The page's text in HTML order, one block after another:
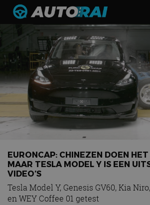
Autonieuws
Podcast
Autotests
Automerken
Adverteren
Contact
EURONCAP: CHINEZEN DOEN
MAAR TESLA MODEL Y IS EEN
VIDEO’S
Tesla Model Y, Genesis GV60, Kia
en WEY Coffee 01 getest